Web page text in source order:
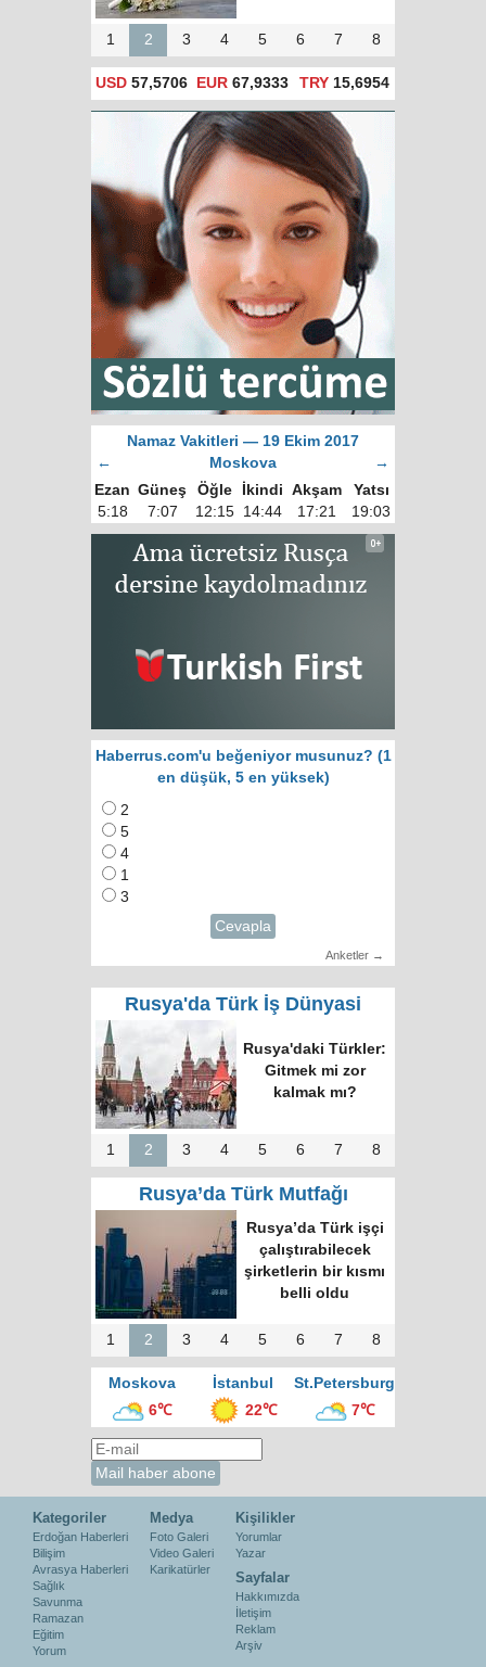
1 2 3 4 5 6 7 8
USD 57,5706 EUR 67,9333 TRY15,6954
Namaz Vakitleri — 19 Ekim 2017
←
Moskova
→
Ezan Güneş Öğle İkindi Akşam
Yatsı
5:18
7:07 12:15 14:44 17:21 19:03
Haberrus.com'u beğeniyor musunuz? (1
en düşük, 5 en yüksek)
2
5
4
1
3
Cevapla
Anketler →
Rusya'da Türk İş Dünyasi
Rusya'daki Türkler:
Gitmek mi zor
kalmak mı?
1 2 3 4 5 6 7 8
Rusya’da Türk Mutfağı
Rusya’da Türk işçi
çalıştırabilecek
şirketlerin bir kısmı
belli oldu
1 2 3 4 5 6 7 8
Moskova İstanbul
St.Petersburg
6℃
22℃ 7℃
Kategoriler
Erdoğan Haberleri
Bilişim
Avrasya Haberleri
Sağlık
Savunma
Ramazan
Eğitim
Yorum
Medya
Foto Galeri
Video Galeri
Karikatürler
Kişilikler
Yorumlar
Yazar
Sayfalar
Hakkımızda
İletişim
Reklam
Arşiv